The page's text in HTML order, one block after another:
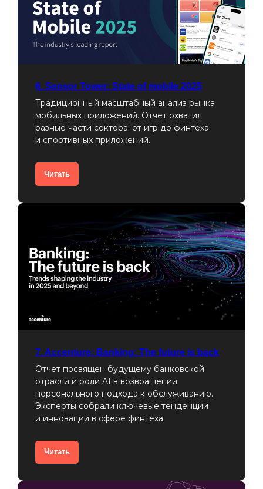
6. Sensor Tower: State of mobile 2025
Традиционный масштабный анализ рынка
мобильных приложений. Отчет охватил
разные части сектора: от игр до финтеха
и спортивных приложений.
Читать
7. Accenture: Banking: The future is back
Отчет посвящен будущему банковской
отрасли и роли AI в возвращении
персонального подхода к обслуживанию.
Эксперты собрали ключевые тенденции
и инновации в сфере финтеха.
Читать